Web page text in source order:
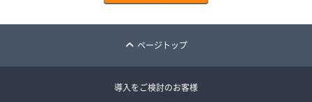
ページトップ
導入をご検討のお客様